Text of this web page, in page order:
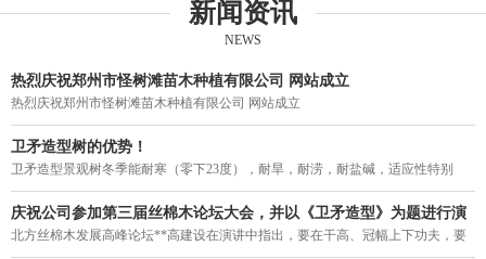
新闻资讯
NEWS
热烈庆祝郑州市怪树滩苗木种植有限公司 网站成立
热烈庆祝郑州市怪树滩苗木种植有限公司 网站成立
卫矛造型树的优势！
卫矛造型景观树冬季能耐寒（零下23度），耐旱，耐涝，耐盐碱，适应性特别
强。突破了四季常青造型不能过京津冀，东北，西北的局限，结束了我国寒冷地
区造型树冬季落叶的历史，填补了北方造型树一年四季无常青的空白。
庆祝公司参加第三届丝棉木论坛大会，并以《卫矛造型》为题进行演
讲。
北方丝棉木发展高峰论坛**高建设在演讲中指出，要在干高、冠幅上下功夫，要